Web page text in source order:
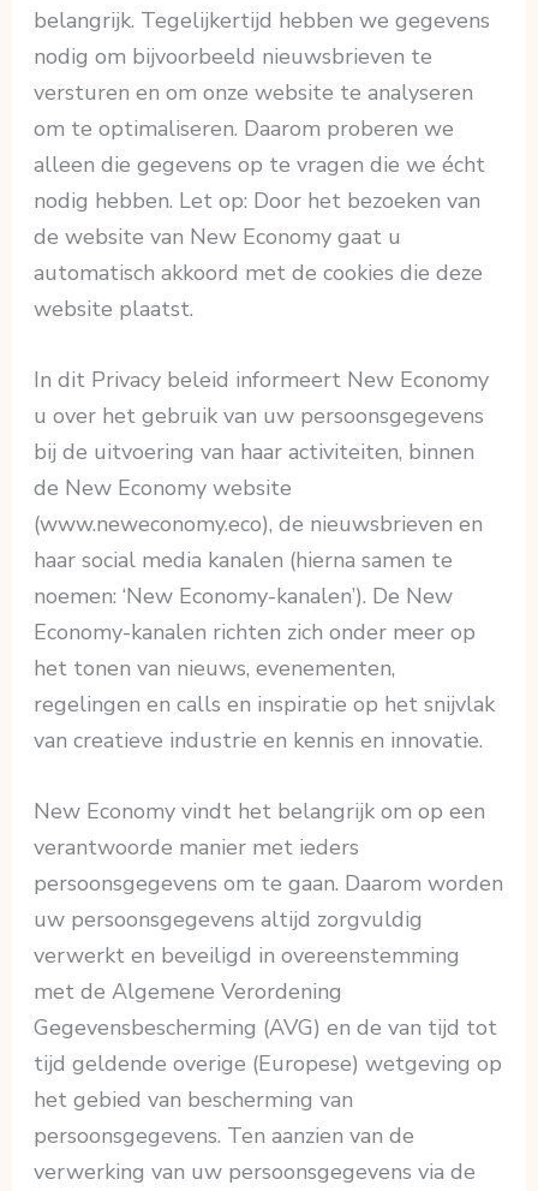
belangrijk. Tegelijkertijd hebben we gegevens
nodig om bijvoorbeeld nieuwsbrieven te
versturen en om onze website te analyseren
om te optimaliseren. Daarom proberen we
alleen die gegevens op te vragen die we écht
nodig hebben. Let op: Door het bezoeken van
de website van New Economy gaat u
automatisch akkoord met de cookies die deze
website plaatst.
In dit Privacy beleid informeert New Economy
u over het gebruik van uw persoonsgegevens
bij de uitvoering van haar activiteiten, binnen
de New Economy website
(www.neweconomy.eco), de nieuwsbrieven en
haar social media kanalen (hierna samen te
noemen: ‘New Economy-kanalen’). De New
Economy-kanalen richten zich onder meer op
het tonen van nieuws, evenementen,
regelingen en calls en inspiratie op het snijvlak
van creatieve industrie en kennis en innovatie.
New Economy vindt het belangrijk om op een
verantwoorde manier met ieders
persoonsgegevens om te gaan. Daarom worden
uw persoonsgegevens altijd zorgvuldig
verwerkt en beveiligd in overeenstemming
met de Algemene Verordening
Gegevensbescherming (AVG) en de van tijd tot
tijd geldende overige (Europese) wetgeving op
het gebied van bescherming van
persoonsgegevens. Ten aanzien van de
verwerking van uw persoonsgegevens via de